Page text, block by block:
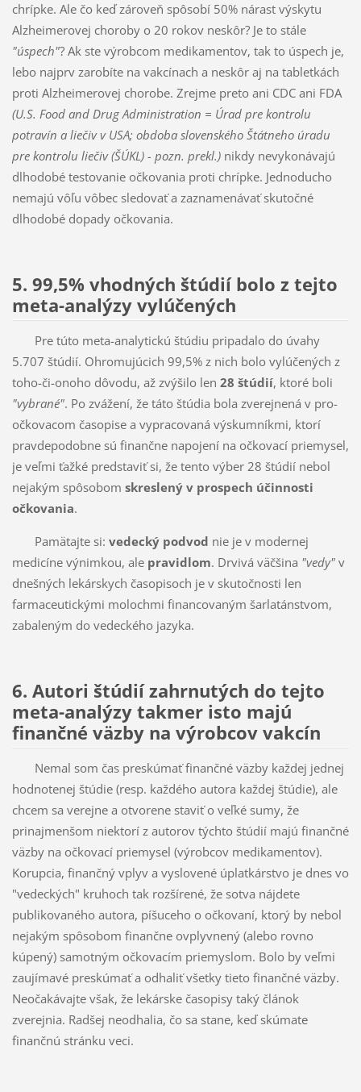
chrípke. Ale čo keď zároveň spôsobí 50% nárast výskytu
Alzheimerovej choroby o 20 rokov neskôr? Je to stále
"úspech"? Ak ste výrobcom medikamentov, tak to úspech je,
lebo najprv zarobíte na vakcínach a neskôr aj na tabletkách
proti Alzheimerovej chorobe. Zrejme preto ani CDC ani FDA
(U.S. Food and Drug Administration = Úrad pre kontrolu
potravín a liečiv v USA; obdoba slovenského Štátneho úradu
pre kontrolu liečiv (ŠÚKL) - pozn. prekl.)nikdy nevykonávajú
dlhodobé testovanie očkovania proti chrípke. Jednoducho
nemajú vôľu vôbec sledovať a zaznamenávať skutočné
dlhodobé dopady očkovania.
5. 99,5% vhodných štúdií bolo z tejto
meta-analýzy vylúčených
Pre túto meta-analytickú štúdiu pripadalo do úvahy
5.707 štúdií. Ohromujúcich 99,5% z nich bolo vylúčených z
toho-či-onoho dôvodu, až zvýšilo len 28 štúdií, ktoré boli
"vybrané". Po zvážení, že táto štúdia bola zverejnená v pro-
očkovacom časopise a vypracovaná výskumníkmi, ktorí
pravdepodobne sú finančne napojení na očkovací priemysel,
je veľmi ťažké predstaviť si, že tento výber 28 štúdií nebol
nejakým spôsobom skreslený v prospech účinnosti
očkovania.
Pamätajte si: vedecký podvod nie je v modernej
medicíne výnimkou, ale pravidlom. Drvivá väčšina "vedy"v
dnešných lekárskych časopisoch je v skutočnosti len
farmaceutickými molochmi financovaným šarlatánstvom,
zabaleným do vedeckého jazyka.
6. Autori štúdií zahrnutých do tejto
meta-analýzy takmer isto majú
finančné väzby na výrobcov vakcín
Nemal som čas preskúmať finančné väzby každej jednej
hodnotenej štúdie (resp. každého autora každej štúdie), ale
chcem sa verejne a otvorene staviť o veľké sumy, že
prinajmenšom niektorí z autorov týchto štúdií majú finančné
väzby na očkovací priemysel (výrobcov medikamentov).
Korupcia, finančný vplyv a vyslovené úplatkárstvo je dnes vo
"vedeckých" kruhoch tak rozšírené, že sotva nájdete
publikovaného autora, píšuceho o očkovaní, ktorý by nebol
nejakým spôsobom finančne ovplyvnený (alebo rovno
kúpený) samotným očkovacím priemyslom. Bolo by veľmi
zaujímavé preskúmať a odhaliť všetky tieto finančné väzby.
Neočakávajte však, že lekárske časopisy taký článok
zverejnia. Radšej neodhalia, čo sa stane, keď skúmate
finančnú stránku veci.